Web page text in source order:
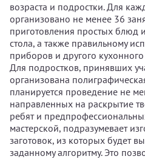
возраста и подростки. Для
организовано не менее 36
приготовления простых блюд
стола, а также правильному
приборов и другого
Для подростков, принявших
организована
планируется проведение не
направленных на раскрытие
ребят и
мастерской, подразумевает
заготовок, из которых будет
заданному алгоритму. Это